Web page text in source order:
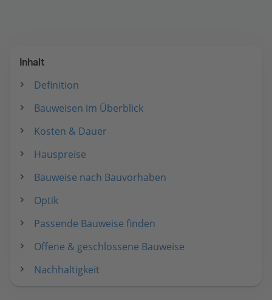
Inhalt
Definition
Bauweisen im Überblick
Kosten & Dauer
Hauspreise
Bauweise nach Bauvorhaben
Optik
Passende Bauweise finden
Offene & geschlossene Bauweise
Nachhaltigkeit